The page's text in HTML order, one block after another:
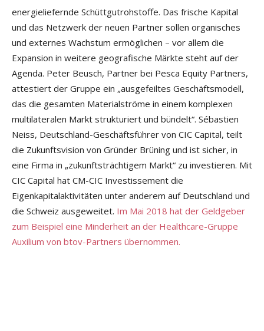
energieliefernde Schüttgutrohstoffe. Das frische Kapital
und das Netzwerk der neuen Partner sollen organisches
und externes Wachstum ermöglichen – vor allem die
Expansion in weitere geografische Märkte steht auf der
Agenda. Peter Beusch, Partner bei Pesca Equity Partners,
attestiert der Gruppe ein „ausgefeiltes Geschäftsmodell,
das die gesamten Materialströme in einem komplexen
multilateralen Markt strukturiert und bündelt“. Sébastien
Neiss, Deutschland-Geschäftsführer von CIC Capital, teilt
die Zukunftsvision von Gründer Brüning und ist sicher, in
eine Firma in „zukunftsträchtigem Markt“ zu investieren. Mit
CIC Capital hat CM-CIC Investissement die
Eigenkapitalaktivitäten unter anderem auf Deutschland und
die Schweiz ausgeweitet. Im Mai 2018 hat der Geldgeber
zum Beispiel eine Minderheit an der Healthcare-Gruppe
Auxilium von btov-Partners übernommen.